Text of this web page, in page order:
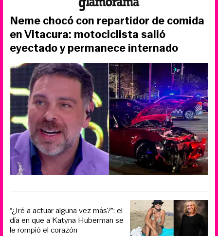
Neme chocó con repartidor de comida
en Vitacura: motociclista salió
eyectado y permanece internado
“¿Iré a actuar alguna vez más?”: el
día en que a Katyna Huberman se
le rompió el corazón